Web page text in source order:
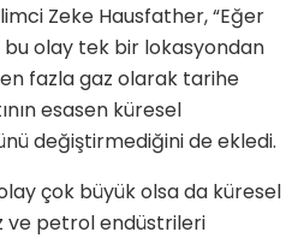
Zeke Hausfather,“Eğer
bu olay tek bir lokasyondan
fazla gaz olarak tarihe
esasen küresel
değiştirmediğini de ekledi.
çok büyük olsa da küresel
ve petrol endüstrileri